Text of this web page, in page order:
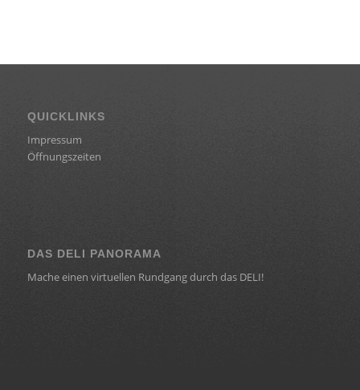
QUICKLINKS
Impressum
Öffnungszeiten
DAS DELI PANORAMA
Mache einen virtuellen Rundgang durch das DELI!